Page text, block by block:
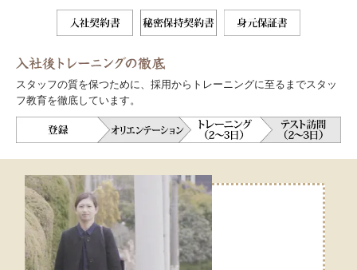
スタッフの質を保つために、採用からトレーニングに至るまでスタッ
フ教育を徹底しています。